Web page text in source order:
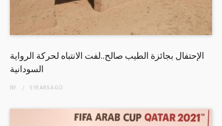
الإحتفال بجائزة الطيب صالح..لفت الانتباه لحركة الرواية
السودانية
BY 5 YEARSAGO